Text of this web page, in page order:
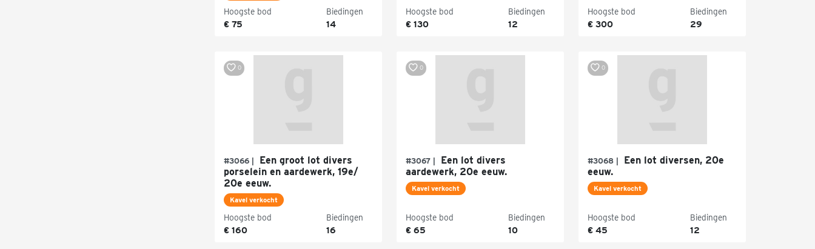
Hoogste bod
€ 75
Biedingen
14
Hoogste bod
€ 130
Biedingen
12
Hoogste bod
€ 300
Biedingen
29
#3066 |
Een groot lot divers
porselein en aardewerk, 19e/
20e eeuw.
Kavel verkocht
Hoogste bod
€ 160
Biedingen
16
0
#3067 |
Een lot divers
aardewerk, 20e eeuw.
Kavel verkocht
Hoogste bod
€ 65
Biedingen
10
0
#3068 |
Een lot diversen, 20e
eeuw.
Kavel verkocht
Hoogste bod
€ 45
Biedingen
12
0